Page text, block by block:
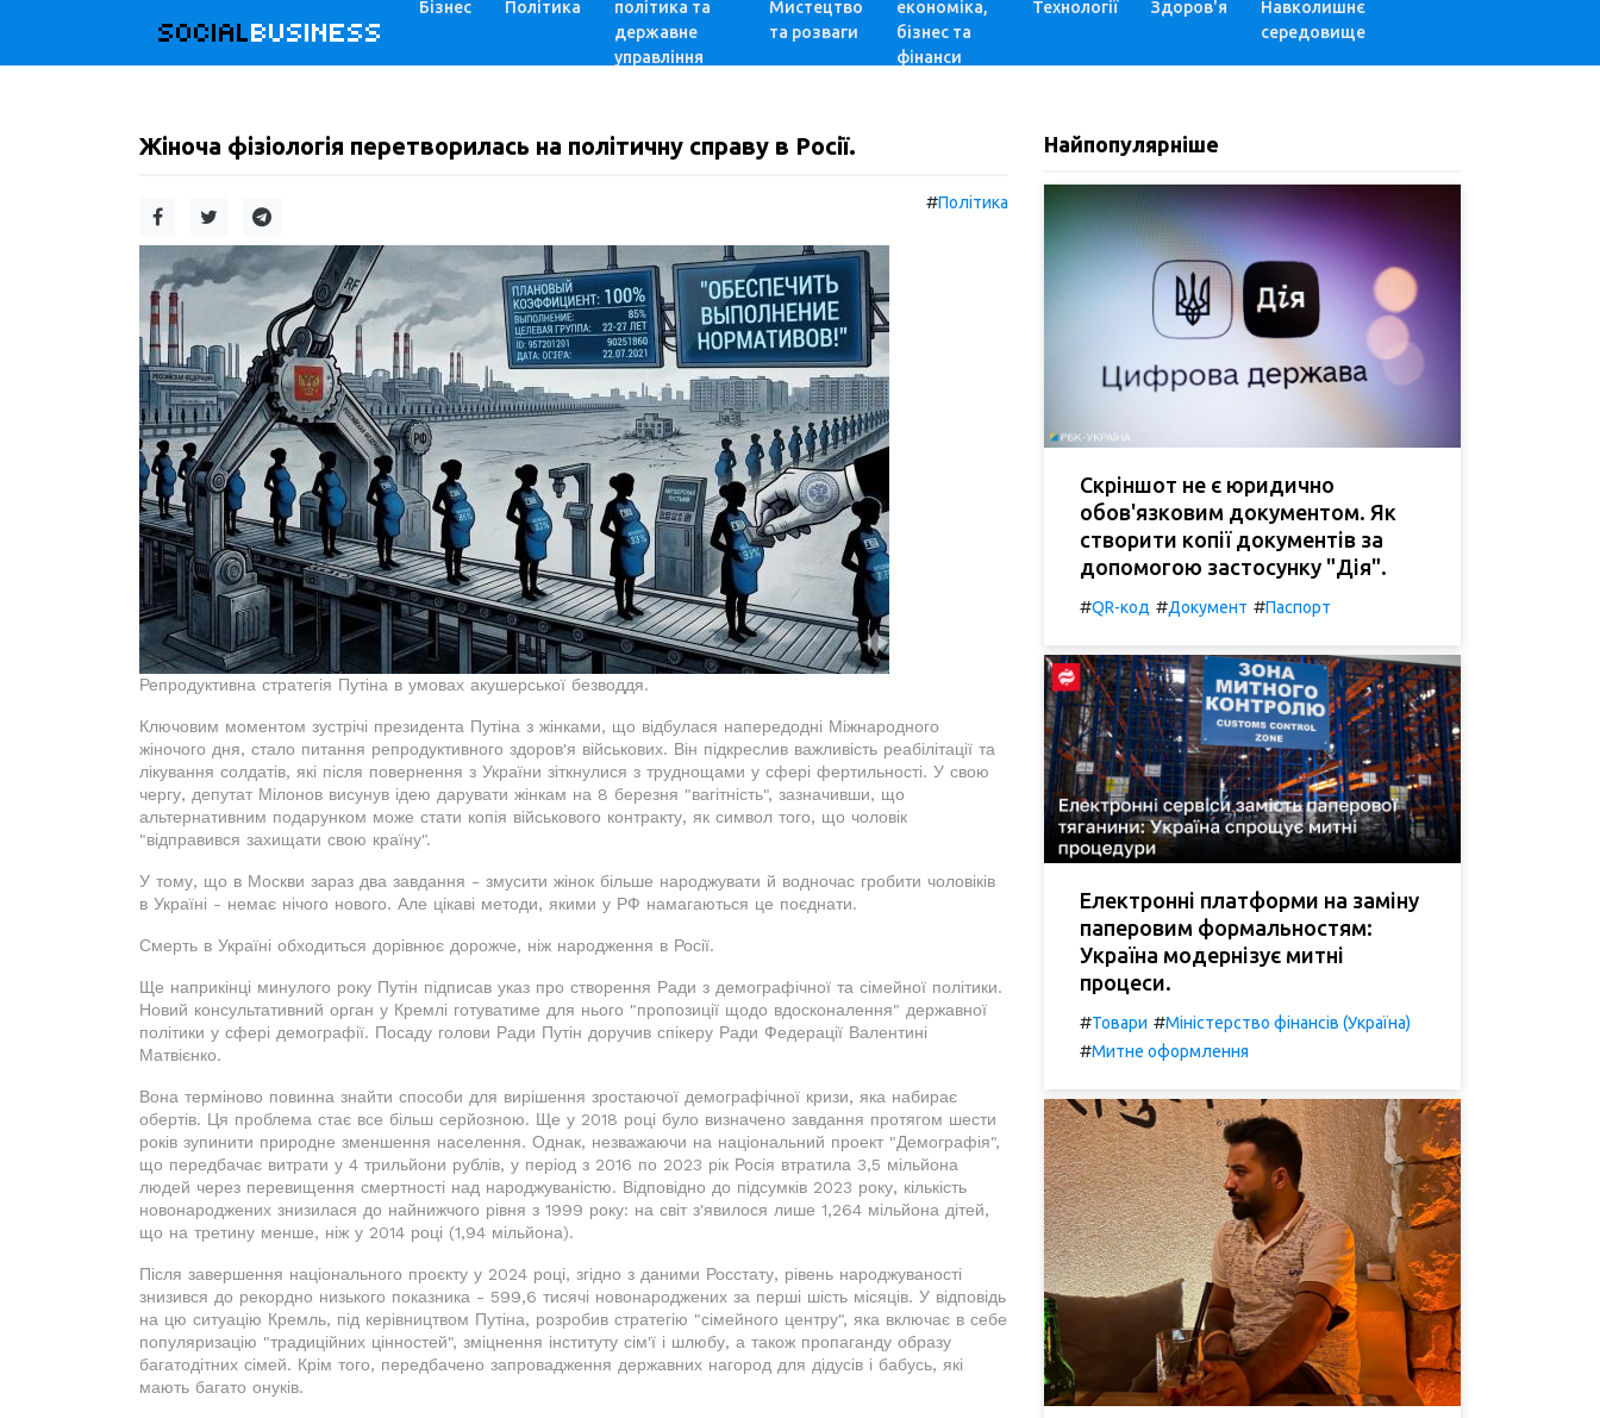
SOCIALBUSINESS
Бізнес Політика
політика та
державне
управління
Мистецтво
та розваги
економіка,
бізнес та
фінанси
Технології Здоров'я
Навколишнє
середовище
Жіноча фізіологія перетворилась на політичну справу в Росії.
#Політика
Репродуктивна стратегія Путіна в умовах акушерської безводдя.
Ключовим моментом зустрічі президента Путіна з жінками, що відбулася напередодні Міжнародного
жіночого дня, стало питання репродуктивного здоров'я військових. Він підкреслив важливість реабілітації та
лікування солдатів, які після повернення з України зіткнулися з труднощами у сфері фертильності. У свою
чергу, депутат Мілонов висунув ідею дарувати жінкам на 8 березня "вагітність", зазначивши, що
альтернативним подарунком може стати копія військового контракту, як символ того, що чоловік
"відправився захищати свою країну".
У тому, що в Москви зараз два завдання - змусити жінок більше народжувати й водночас гробити чоловіків
в Україні - немає нічого нового. Але цікаві методи, якими у РФ намагаються це поєднати.
Смерть в Україні обходиться дорівнює дорожче, ніж народження в Росії.
Ще наприкінці минулого року Путін підписав указ про створення Ради з демографічної та сімейної політики.
Новий консультативний орган у Кремлі готуватиме для нього "пропозиції щодо вдосконалення" державної
політики у сфері демографії. Посаду голови Ради Путін доручив спікеру Ради Федерації Валентині
Матвієнко.
Вона терміново повинна знайти способи для вирішення зростаючої демографічної кризи, яка набирає
обертів. Ця проблема стає все більш серйозною. Ще у 2018 році було визначено завдання протягом шести
років зупинити природне зменшення населення. Однак, незважаючи на національний проект "Демографія",
що передбачає витрати у 4 трильйони рублів, у період з 2016 по 2023 рік Росія втратила 3,5 мільйона
людей через перевищення смертності над народжуваністю. Відповідно до підсумків 2023 року, кількість
новонароджених знизилася до найнижчого рівня з 1999 року: на світ з'явилося лише 1,264 мільйона дітей,
що на третину менше, ніж у 2014 році (1,94 мільйона).
Після завершення національного проєкту у 2024 році, згідно з даними Росстату, рівень народжуваності
знизився до рекордно низького показника - 599,6 тисячі новонароджених за перші шість місяців. У відповідь
на цю ситуацію Кремль, під керівництвом Путіна, розробив стратегію "сімейного центру", яка включає в себе
популяризацію "традиційних цінностей", зміцнення інституту сім'ї і шлюбу, а також пропаганду образу
багатодітних сімей. Крім того, передбачено запровадження державних нагород для дідусів і бабусь, які
мають багато онуків.
Найпопулярніше
Скріншот не є юридично
обов'язковим документом. Як
створити копії документів за
допомогою застосунку "Дія".
#QR-код #Документ #Паспорт
Електронні платформи на заміну
паперовим формальностям:
Україна модернізує митні
процеси.
#Товари #Міністерство фінансів (Україна)
#Митне оформлення